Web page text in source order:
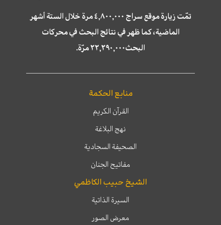
تمّت زيارة موقع سراج ٤,٨٠٠,٠٠٠ مرة خلال الستة أشهر
الماضية، كما ظهر في نتائج البحث في محركات
البحث٢٢,٢٩٠,٠٠٠ مرّة.
منابع الحكمة
القرآن الكريم
نهج البلاغة
الصحيفة السجادية
مفاتيح الجنان
الشيخ حبيب الكاظمي
السيرة الذاتية
معرض الصور